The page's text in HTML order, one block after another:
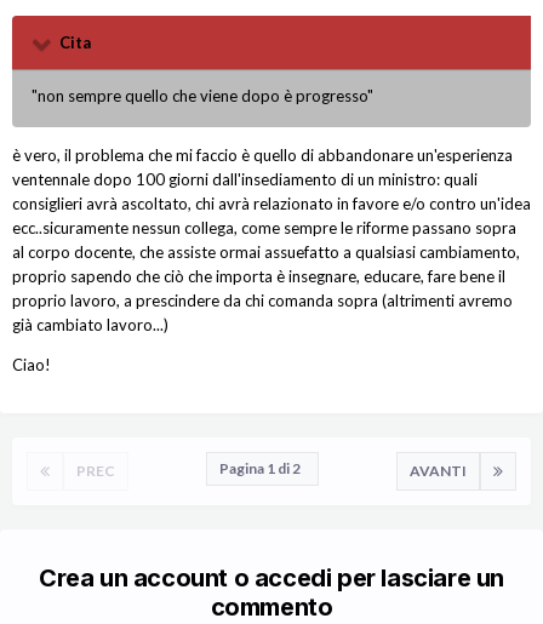
Cita
"non sempre quello che viene dopo è progresso"
è vero, il problema che mi faccio è quello di abbandonare un'esperienza
ventennale dopo 100 giorni dall'insediamento di un ministro: quali
consiglieri avrà ascoltato, chi avrà relazionato in favore e/o contro un'idea
ecc..sicuramente nessun collega, come sempre le riforme passano sopra
al corpo docente, che assiste ormai assuefatto a qualsiasi cambiamento,
proprio sapendo che ciò che importa è insegnare, educare, fare bene il
proprio lavoro, a prescindere da chi comanda sopra (altrimenti avremo
già cambiato lavoro...)
Ciao!
PREC AVANTI
Pagina 1 di 2
Crea un account o accedi per lasciare un
commento